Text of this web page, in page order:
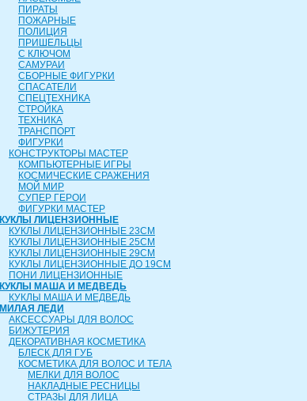
ПИРАТЫ
ПОЖАРНЫЕ
ПОЛИЦИЯ
ПРИШЕЛЬЦЫ
С КЛЮЧОМ
САМУРАИ
СБОРНЫЕ ФИГУРКИ
СПАСАТЕЛИ
СПЕЦТЕХНИКА
СТРОЙКА
ТЕХНИКА
ТРАНСПОРТ
ФИГУРКИ
КОНСТРУКТОРЫ МАСТЕР
КОМПЬЮТЕРНЫЕ ИГРЫ
КОСМИЧЕСКИЕ СРАЖЕНИЯ
МОЙ МИР
СУПЕР ГЕРОИ
ФИГУРКИ МАСТЕР
КУКЛЫ ЛИЦЕНЗИОННЫЕ
КУКЛЫ ЛИЦЕНЗИОННЫЕ 23СМ
КУКЛЫ ЛИЦЕНЗИОННЫЕ 25СМ
КУКЛЫ ЛИЦЕНЗИОННЫЕ 29СМ
КУКЛЫ ЛИЦЕНЗИОННЫЕ ДО 19СМ
ПОНИ ЛИЦЕНЗИОННЫЕ
КУКЛЫ МАША И МЕДВЕДЬ
КУКЛЫ МАША И МЕДВЕДЬ
МИЛАЯ ЛЕДИ
АКСЕССУАРЫ ДЛЯ ВОЛОС
БИЖУТЕРИЯ
ДЕКОРАТИВНАЯ КОСМЕТИКА
БЛЕСК ДЛЯ ГУБ
КОСМЕТИКА ДЛЯ ВОЛОС И ТЕЛА
МЕЛКИ ДЛЯ ВОЛОС
НАКЛАДНЫЕ РЕСНИЦЫ
СТРАЗЫ ДЛЯ ЛИЦА